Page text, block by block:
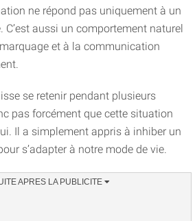
ne répond pas uniquement à un
aussi un comportement naturel
et à la communication
se retenir pendant plusieurs
pas forcément que cette situation
Il a simplement appris à inhiber un
s’adapter à notre mode de vie.